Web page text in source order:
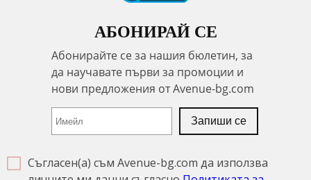
АБОНИРАЙ СЕ
Съгласен(а) съм Avenue-bg.com да използва